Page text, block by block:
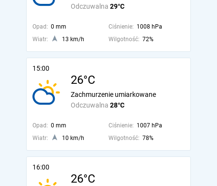
Odczuwalna 29°C
Opad: 0 mm Ciśnienie: 1008 hPa
Wiatr:
13 km/h Wilgotność: 72%
15:00
26°C
Odczuwalna 28°C
Zachmurzenie umiarkowane
Opad: 0 mm Ciśnienie: 1007 hPa
Wiatr:
10 km/h Wilgotność: 78%
16:00
26°C